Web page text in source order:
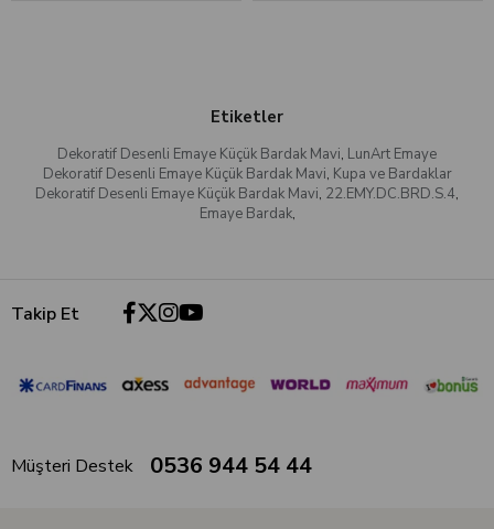
Etiketler
Dekoratif Desenli Emaye Küçük Bardak Mavi, LunArt Emaye
Dekoratif Desenli Emaye Küçük Bardak Mavi, Kupa ve Bardaklar
Dekoratif Desenli Emaye Küçük Bardak Mavi, 22.EMY.DC.BRD.S.4,
Emaye Bardak,
Takip Et
Müşteri Destek 0536 944 54 44